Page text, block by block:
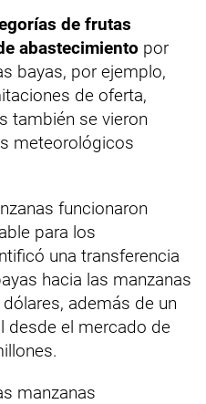
de frutas
abastecimiento por
bayas, por ejemplo,
de oferta,
también se vieron
meteorológicos
funcionaron
para los
una transferencia
hacia las manzanas
además de un
desde el mercado de
manzanas